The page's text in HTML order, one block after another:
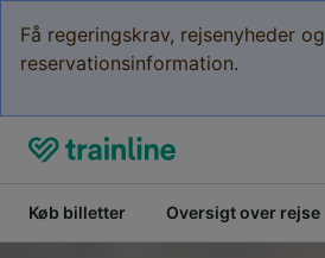
Få regeringskrav, rejsenyheder og
reservationsinformation.
Køb billetter Oversigt over rejse